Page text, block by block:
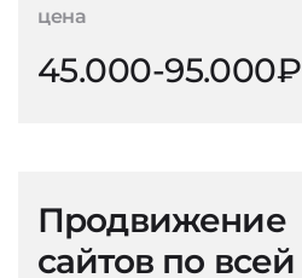
цена
45.000-95.000₽
Продвижение
сайтов по всей